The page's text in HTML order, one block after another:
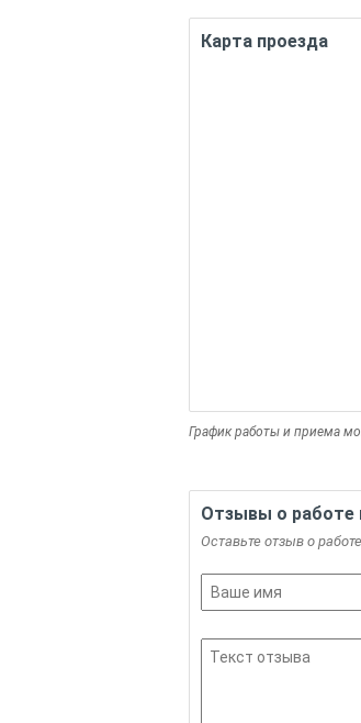
Карта проезда
График работы и приема
Отзывы о работе
Оставьте отзыв о